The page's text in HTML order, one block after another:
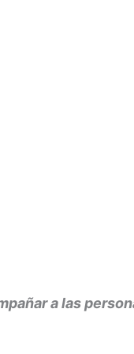
a las